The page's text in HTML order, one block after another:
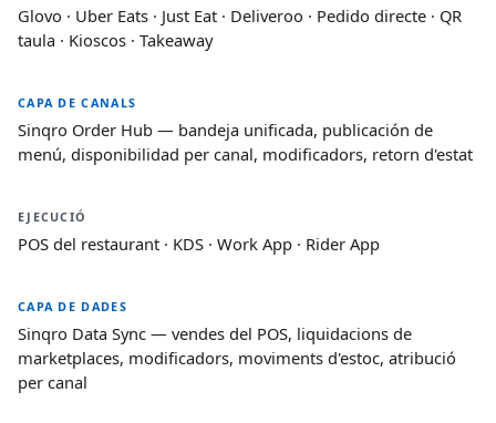
Glovo · Uber Eats · Just Eat · Deliveroo · Pedido directe · QR
taula · Kioscos · Takeaway
CAPA DE CANALS
Sinqro Order Hub — bandeja unificada, publicación de
menú, disponibilidad per canal, modificadors, retorn d'estat
EJECUCIÓ
POS del restaurant · KDS · Work App · Rider App
CAPA DE DADES
Sinqro Data Sync — vendes del POS, liquidacions de
marketplaces, modificadors, moviments d'estoc, atribució
per canal